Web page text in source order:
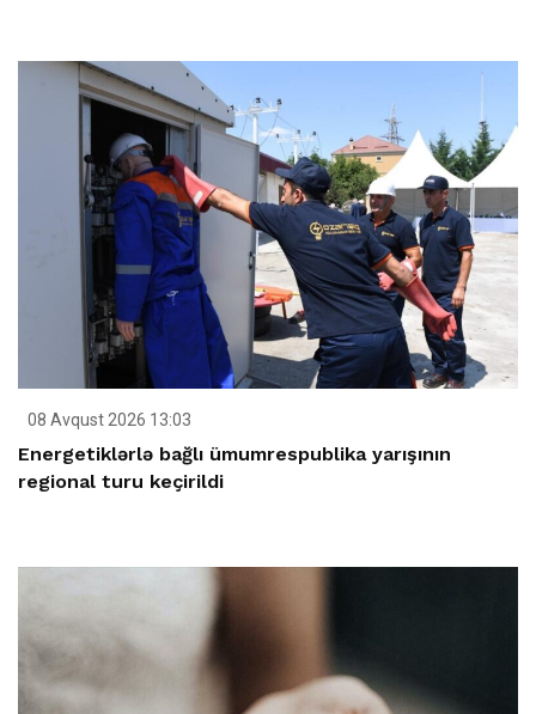
08 Avqust 2026 13:03
Energetiklərlə bağlı ümumrespublika yarışının
regional turu keçirildi